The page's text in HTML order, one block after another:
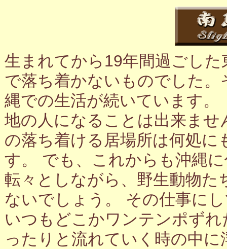
生まれてから19年間過ごし
で落ち着かないものでした
縄での生活が続いています
地の人になることは出来ま
の落ち着ける居場所は何処
す。 でも、これからも沖縄
転々としながら、野生動物
ないでしょう。 その仕事に
いつもどこかワンテンポず
ったりと流れていく時の中